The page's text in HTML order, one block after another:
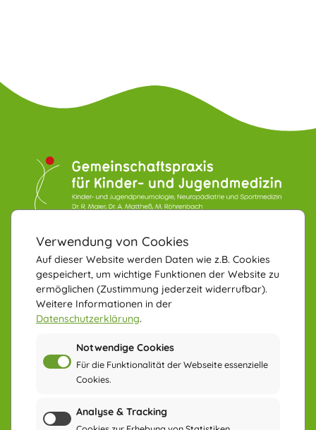
Gemeinschaftspraxis für
Kinder- und Jugendmedizin
78532 Tuttlingen
Neuhauser Straße 85
Telefon: 07461-966210
KUNSTWERKE
UNSERER
Verwendung von Cookies
Auf dieser Website werden Daten wie z.B. Cookies
gespeichert, um wichtige Funktionen der Website zu
ermöglichen (Zustimmung jederzeit widerrufbar).
Weitere Informationen in der
Datenschutzerklärung.
Notwendige Cookies
Für die Funktionalität der Webseite essenzielle
Cookies.
Analyse & Tracking